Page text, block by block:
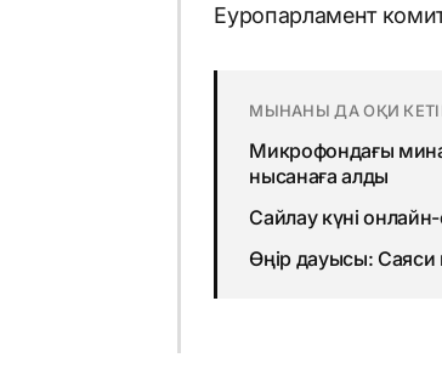
Еуропарламент
МЫНАНЫ ДА ОҚИ
Микрофондағы
нысанаға алды
Сайлау күні
Өңір дауысы: Саяси